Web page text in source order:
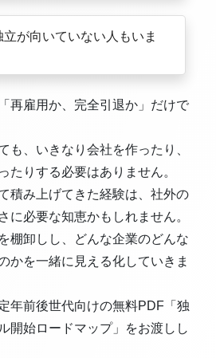
が向いていない人もいま
再雇用か、完全引退か」だけで
も、いきなり会社を作ったり、
たりする必要はありません。
積み上げてきた経験は、社外の
に必要な知恵かもしれません。
棚卸しし、どんな企業のどんな
かを一緒に見える化していきま
年前後世代向けの無料PDF「独
開始ロードマップ」をお渡しし